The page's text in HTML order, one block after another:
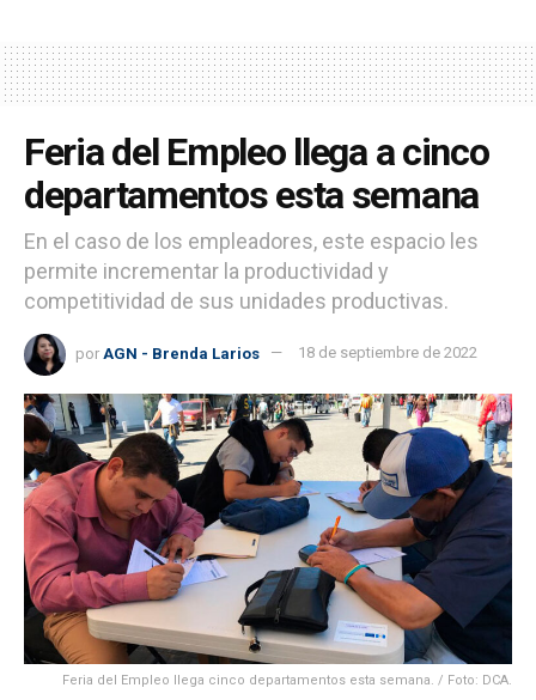
Feria del Empleo llega a cinco
departamentos esta semana
En el caso de los empleadores, este espacio les
permite incrementar la productividad y
competitividad de sus unidades productivas.
por AGN - Brenda Larios 18 de septiembre de 2022
Feria del Empleo llega cinco departamentos esta semana. / Foto: DCA.